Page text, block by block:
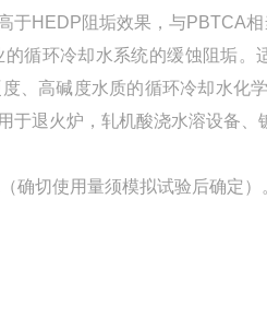
于HEDP阻垢效果，与PBTCA
循环冷却水系统的缓蚀阻垢
、高碱度水质的循环冷却水化
退火炉，轧机酸浇水溶设备、
切使用量须模拟试验后确定）